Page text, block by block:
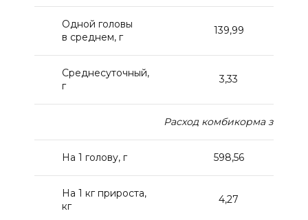
Одной головы
в среднем, г
139,99
Среднесуточный,
г
3,33
Расход комбикорма за
На 1 голову, г 598,56
На 1 кг прироста,
кг
4,27